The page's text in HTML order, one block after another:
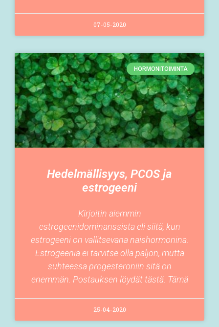
07-05-2020
HORMONITOIMINTA
Hedelmällisyys, PCOS ja
estrogeeni
Kirjoitin aiemmin
estrogeenidominanssista eli siitä, kun
estrogeeni on vallitsevana naishormonina.
Estrogeeniä ei tarvitse olla paljon, mutta
suhteessa progesteroniin sitä on
enemmän. Postauksen löydät tästä. Tämä
25-04-2020